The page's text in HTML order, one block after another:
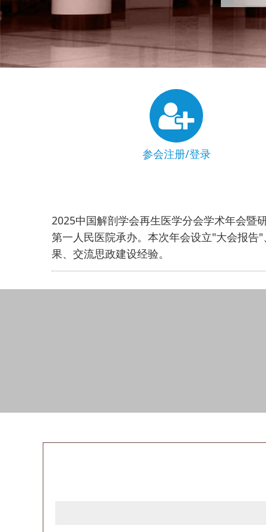
参会注册/登录
2025中国解剖学会再生医学分会学术年会暨
第一人民医院承办。本次年会设立"大会报
果、交流思政建设经验。